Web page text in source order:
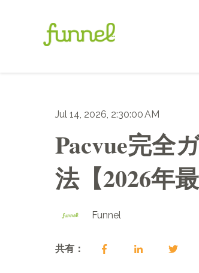
Jul 14, 2026, 2:30:00 AM
Pacvue完全
法【2026年最
Funnel
共有：